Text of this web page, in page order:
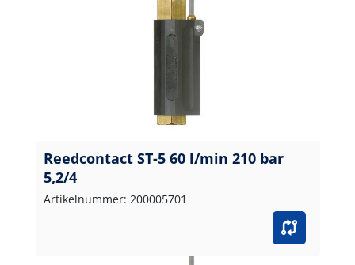
Reedcontact ST-5 60 l/min 210 bar
5,2/4
Artikelnummer: 200005701